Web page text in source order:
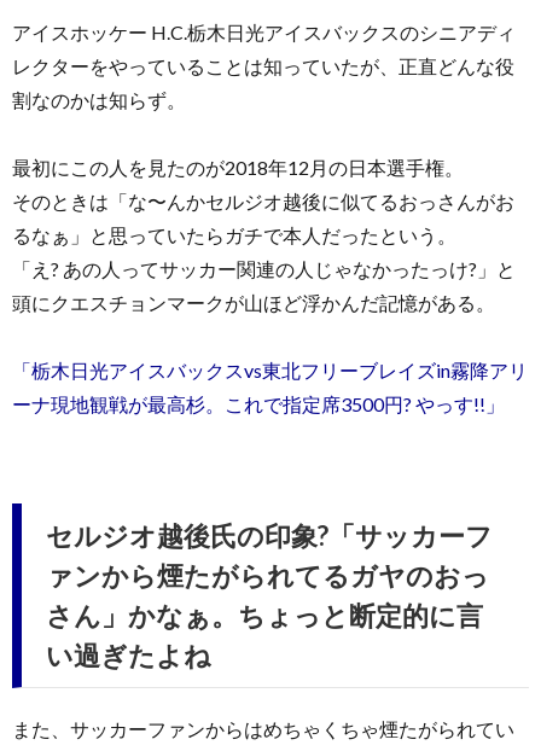
アイスホッケー H.C.栃木日光アイスバックスのシニアディ
レクターをやっていることは知っていたが、正直どんな役
割なのかは知らず。
最初にこの人を見たのが2018年12月の日本選手権。
そのときは「な〜んかセルジオ越後に似てるおっさんがお
るなぁ」と思っていたらガチで本人だったという。
「え? あの人ってサッカー関連の人じゃなかったっけ?」と
頭にクエスチョンマークが山ほど浮かんだ記憶がある。
「栃木日光アイスバックスvs東北フリーブレイズin霧降アリ
ーナ現地観戦が最高杉。これで指定席3500円? やっす!!」
セルジオ越後氏の印象?「サッカーフ
ァンから煙たがられてるガヤのおっ
さん」かなぁ。ちょっと断定的に言
い過ぎたよね
また、サッカーファンからはめちゃくちゃ煙たがられてい